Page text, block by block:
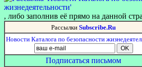
, либо заполнив её прямо на данной
Рассылки Subscribe.Ru
Новости Каталога по безопасности
Подписаться письмом